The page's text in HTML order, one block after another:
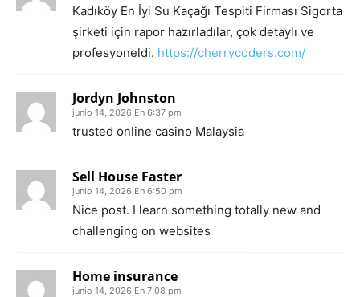
Kadıköy En İyi Su Kaçağı Tespiti Firması Sigorta
şirketi için rapor hazırladılar, çok detaylı ve
profesyoneldi. https://cherrycoders.com/
Jordyn Johnston
junio 14, 2026 En 6:37 pm
trusted online casino Malaysia
Sell House Faster
junio 14, 2026 En 6:50 pm
Nice post. I learn something totally new and
challenging on websites
Home insurance
junio 14, 2026 En 7:08 pm